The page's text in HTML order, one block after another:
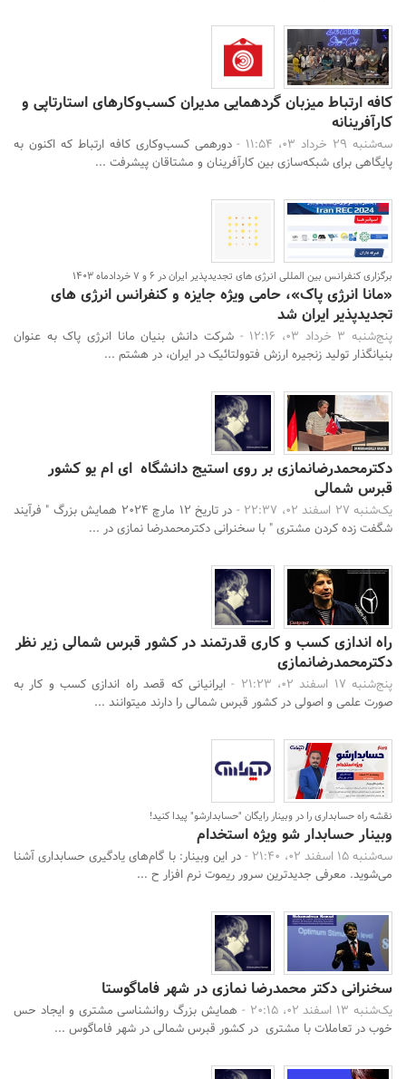
کافه ارتباط میزبان گردهمایی مدیران کسب‌وکارهای استارتاپی و
کارآفرینانه
سه‌شنبه 29 خرداد 03، 11:54 -
دورهمی کسب‌وکاری کافه ارتباط که اکنون به
پایگاهی برای شبکه‌سازی بین کارآفرینان و مشتاقان پیشرفت ...
برگزاری کنفرانس بین المللی انرژی های تجدیدپذیر ایران در 6 و 7 خردادماه 1403
«مانا انرژی پاک»، حامی ویژه جایزه و کنفرانس انرژی های
تجدیدپذیر ایران شد
پنج‌شنبه 3 خرداد 03، 12:16 -
شرکت دانش بنیان مانا انرژی پاک به عنوان
بنیانگذار تولید زنجیره ارزش فتوولتائیک در ایران، در هشتم ...
دکترمحمدرضانمازی بر روی استیج دانشگاه ای ام یو کشور
قبرس شمالی
یک‌شنبه 27 اسفند 02، 22:37 -
در تاریخ 12 مارچ 2024 همایش بزرگ " فرآیند
شگفت زده کردن مشتری " با سخنرانی دکترمحمدرضا نمازی در ...
راه اندازی کسب و کاری قدرتمند در کشور قبرس شمالی زیر نظر
دکترمحمدرضانمازی
پنج‌شنبه 17 اسفند 02، 21:23 -
ایرانیانی که قصد راه اندازی کسب و کار به
صورت علمی و اصولی در کشور قبرس شمالی را دارند میتوانند ...
نقشه راه حسابداری را در وبینار رایگان "حسابدارشو" پیدا کنید!
وبینار حسابدار شو ویژه استخدام
سه‌شنبه 15 اسفند 02، 21:40 -
در این وبینار: با گام‌های یادگیری حسابداری آشنا
می‌شوید. معرفی جدیدترین سرور ریموت نرم افزار ح ...
سخنرانی دکتر محمدرضا نمازی در شهر فاماگوستا
یک‌شنبه 13 اسفند 02، 20:15 -
همایش بزرگ روانشناسی مشتری و ایجاد حس
خوب در تعاملات با مشتری در کشور قبرس شمالی در شهر فاماگوس ...